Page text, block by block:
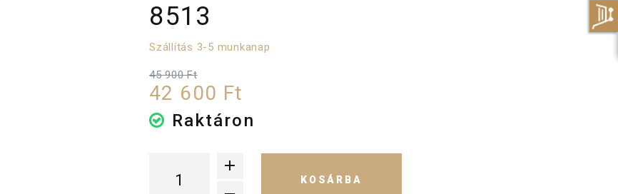
8513
Szállítás 3-5 munkanap
45 900 Ft
42 600 Ft
Raktáron
KOSÁRBA